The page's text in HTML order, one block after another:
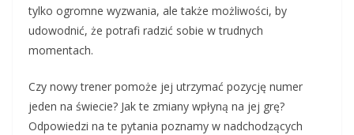
tylko ogromne wyzwania, ale także możliwości, by
udowodnić, że potrafi radzić sobie w trudnych
momentach.
Czy nowy trener pomoże jej utrzymać pozycję numer
jeden na świecie? Jak te zmiany wpłyną na jej grę?
Odpowiedzi na te pytania poznamy w nadchodzących